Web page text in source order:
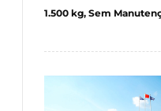
1.500 kg, Sem